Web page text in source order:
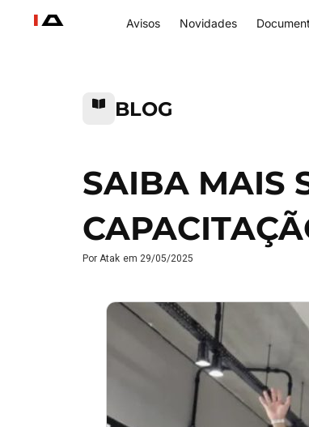
Avisos Novidades
BLOG
SAIBA MAIS
Por Atak em 29/05/2025